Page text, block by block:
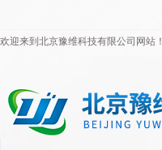
欢迎来到北京豫维科技有限公司网站！